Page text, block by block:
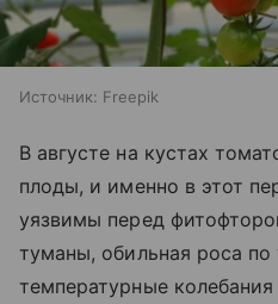
Источник: Freepik
В августе на кустах
плоды, и именно в этот
уязвимы перед
туманы, обильная роса
температурные